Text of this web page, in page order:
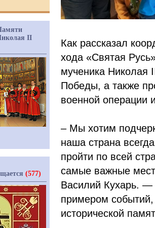
Как рассказал
хода «Святая
мученика Николая
Победы, а также
военной операции
– Мы хотим
наша страна
пройти по всей
самые важные
Василий Кухарь. —
примером
исторической
II
(577)